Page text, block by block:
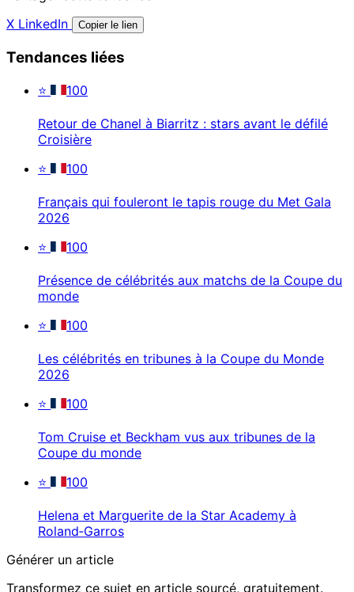
X LinkedIn Copier le lien
Tendances liées
⭐ 100
Retour de Chanel à Biarritz : stars avant le défilé
Croisière
⭐
100
Français qui fouleront le tapis rouge du Met Gala
2026
⭐
100
Présence de célébrités aux matchs de la Coupe du
monde
⭐
100
Les célébrités en tribunes à la Coupe du Monde
2026
⭐
100
Tom Cruise et Beckham vus aux tribunes de la
Coupe du monde
⭐
100
Helena et Marguerite de la Star Academy à
Roland‑Garros
Générer un article
Transformez ce sujet en article sourcé, gratuitement.